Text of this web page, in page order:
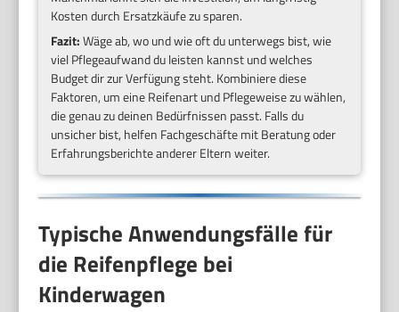
Kosten durch Ersatzkäufe zu sparen.
Fazit:Wäge ab, wo und wie oft du unterwegs bist, wie
viel Pflegeaufwand du leisten kannst und welches
Budget dir zur Verfügung steht. Kombiniere diese
Faktoren, um eine Reifenart und Pflegeweise zu wählen,
die genau zu deinen Bedürfnissen passt. Falls du
unsicher bist, helfen Fachgeschäfte mit Beratung oder
Erfahrungsberichte anderer Eltern weiter.
Typische Anwendungsfälle für
die Reifenpflege bei
Kinderwagen